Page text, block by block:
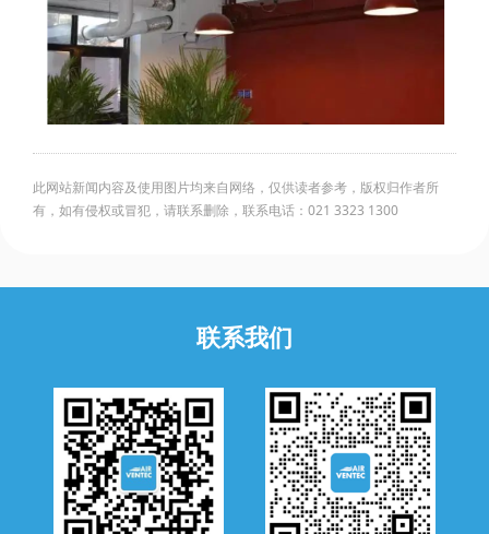
此网站新闻内容及使用图片均来自网络，仅供读者参考，版权归作者所
有，如有侵权或冒犯，请联系删除，联系电话：021 3323 1300
联系我们